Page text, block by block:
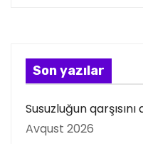
s
ı
Son yazılar
Susuzluğun
Avqust 2026